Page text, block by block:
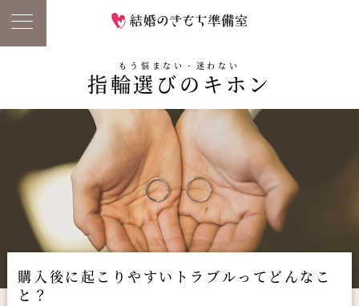
もう悩まない・迷わない
指輪選びのキホン
購入後に起こりやすいトラブルってどんなこ
と？